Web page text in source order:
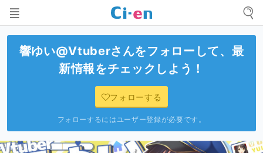
響ゆい@Vtuberさんをフォローして、最
新情報をチェックしよう！
フォローする
フォローするにはユーザー登録が必要です。